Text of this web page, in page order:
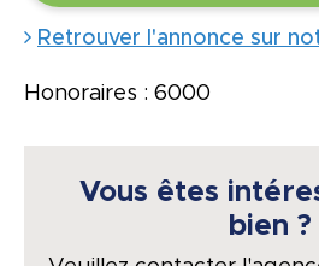
Retrouver l'annonce sur
Honoraires : 6000
Vous êtes
bien ?